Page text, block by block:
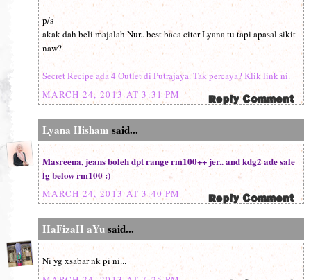
p/s
akak dah beli majalah Nur.. best baca citer Lyana tu tapi apasal sikit
naw?
Secret Recipe ada 4 Outlet di Putrajaya. Tak percaya? Klik link ni.
MARCH 24, 2013 AT 3:31 PM
Lyana Hisham said...
Masreena, jeans boleh dpt range rm100++ jer.. and kdg2 ade sale
lg below rm100 :)
MARCH 24, 2013 AT 3:40 PM
HaFizaH aYusaid...
Ni yg xsabar nk pi ni...